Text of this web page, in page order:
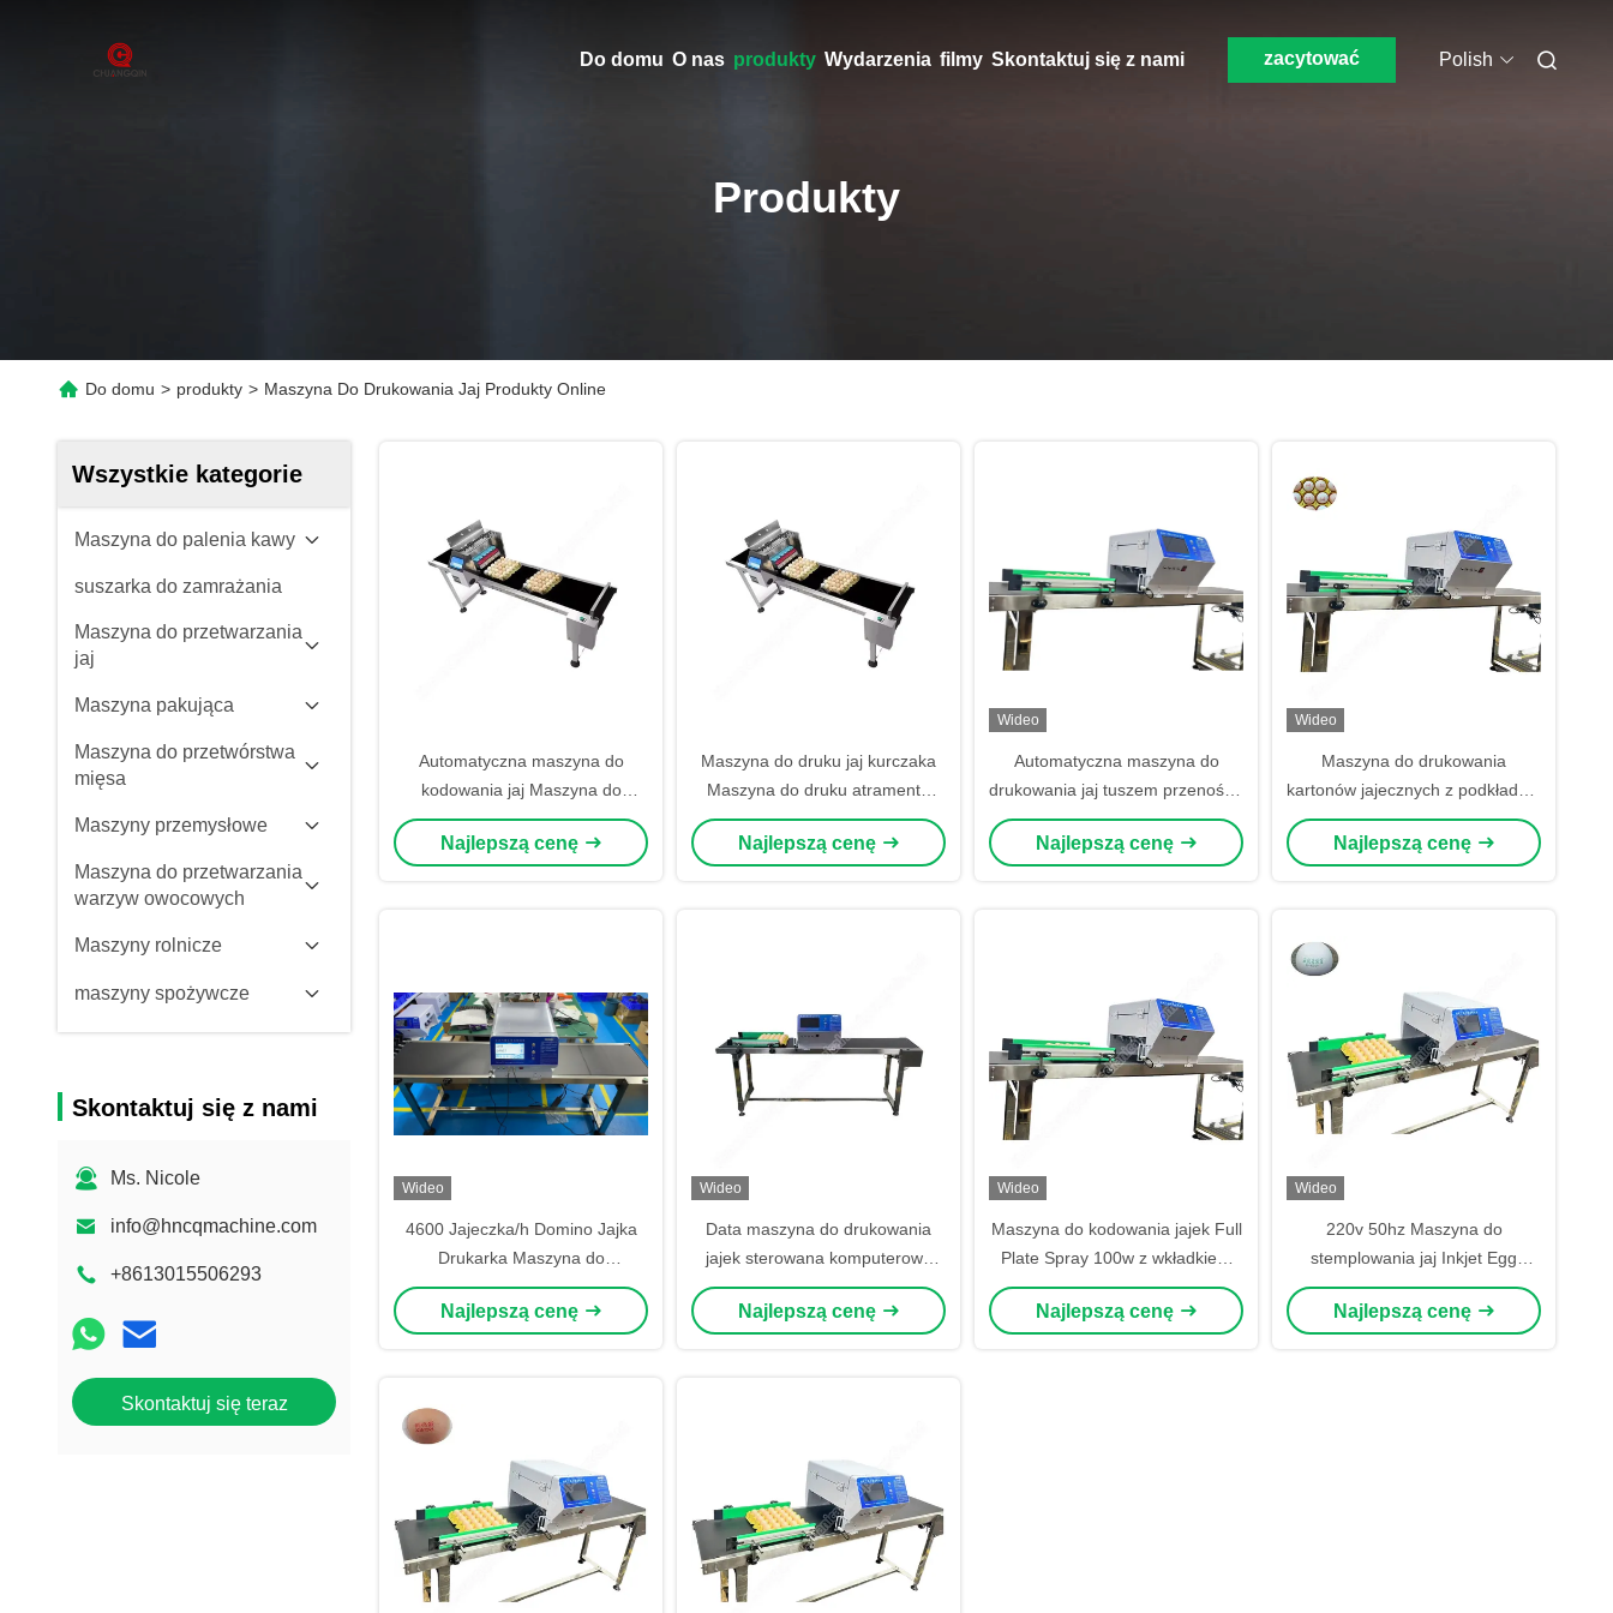
Do domu O nas produkty Wydarzenia filmy Skontaktuj się z nami zacytować Polish
Produkty
Do domu > produkty > Maszyna Do Drukowania Jaj Produkty Online
Wszystkie kategorie
Maszyna do palenia kawy
suszarka do zamrażania
Maszyna do przetwarzania
jaj
Maszyna pakująca
Maszyna do przetwórstwa
mięsa
Maszyny przemysłowe
Maszyna do przetwarzania
warzyw owocowych
Maszyny rolnicze
maszyny spożywcze
Skontaktuj się z nami
Ms. Nicole
info@hncqmachine.com
+8613015506293
Skontaktuj się teraz
Automatyczna maszyna do
kodowania jaj Maszyna do
drukowania wtryskowego Mała
dla jaj Maszyna do drukowania
Najlepszą cenę
Maszyna do druku jaj kurczaka
Maszyna do druku atramentu
tuszu Maszyna do druku jaj
Maszyna do druku daty jaj
Najlepszą cenę
Wideo
Automatyczna maszyna do
drukowania jaj tuszem przenośna
ręczna maszyna do kodowania
jaj 48000eggs/h
Najlepszą cenę
Wideo
Maszyna do drukowania
kartonów jajecznych z podkładką,
data, maszyna do drukowania jaj
45000 jaj/h
Najlepszą cenę
Wideo
4600 Jajeczka/h Domino Jajka
Drukarka Maszyna do
drukowania ręczna Kod laserowy
Automatyczna maszyna do
Najlepszą cenę
Wideo
Data maszyna do drukowania
jajek sterowana komputerowo
maszyna do drukowania jajek
atramentowych 50000 jaj/h
Najlepszą cenę
Wideo
Maszyna do kodowania jajek Full
Plate Spray 100w z wkładkiem
atramentu 60kg sterowana przez
komputer
Najlepszą cenę
Wideo
220v 50hz Maszyna do
stemplowania jaj Inkjet Egg
Coding Machine 50000 jaj/h
Najlepszą cenę